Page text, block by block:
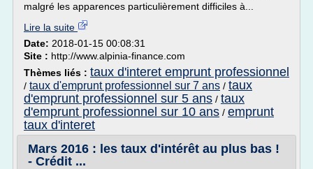
malgré les apparences particulièrement difficiles à...
Lire la suite
Date: 2018-01-15 00:08:31
Site : http://www.alpinia-finance.com
Thèmes liés : taux d'interet emprunt professionnel
/ taux d'emprunt professionnel sur 7 ans / taux
d'emprunt professionnel sur 5 ans / taux
d'emprunt professionnel sur 10 ans / emprunt
taux d'interet
Mars 2016 : les taux d'intérêt au plus bas !
- Crédit ...